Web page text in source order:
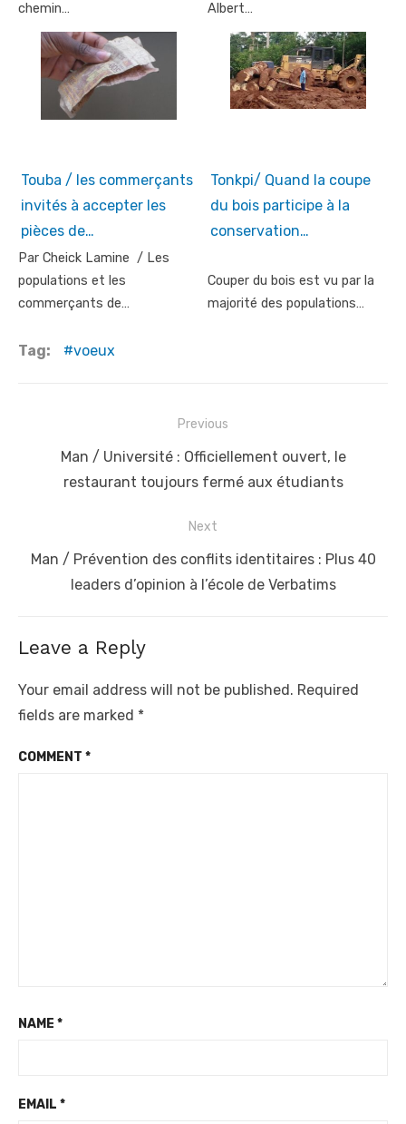
chemin…
Albert…
Touba / les commerçants
invités à accepter les
pièces de…
Par Cheick Lamine / Les
populations et les
commerçants de…
Tonkpi/ Quand la coupe
du bois participe à la
conservation…
Couper du bois est vu par la
majorité des populations…
Tag: voeux
navigation
Previous
PreviousMan / Université : Officiellement ouvert, le
restaurant toujours fermé aux étudiants
Next
Next
Man / Prévention des conflits identitaires : Plus 40
leaders d’opinion à l’école de Verbatims
Leave a Reply
Your email address will not be published. Required
fields are marked *
COMMENT *
NAME *
EMAIL *